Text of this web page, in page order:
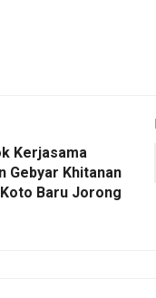
Kerjasama
Gebyar Khitanan
Baru Jorong